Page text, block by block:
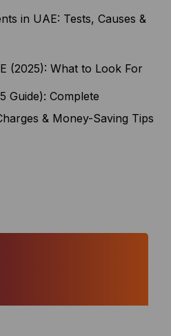
in UAE: Tests, Causes &
(2025): What to Look For
Guide): Complete
& Money-Saving Tips